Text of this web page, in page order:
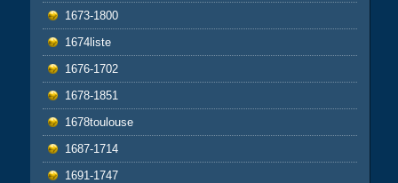
1673-1800
1674liste
1676-1702
1678-1851
1678toulouse
1687-1714
1691-1747